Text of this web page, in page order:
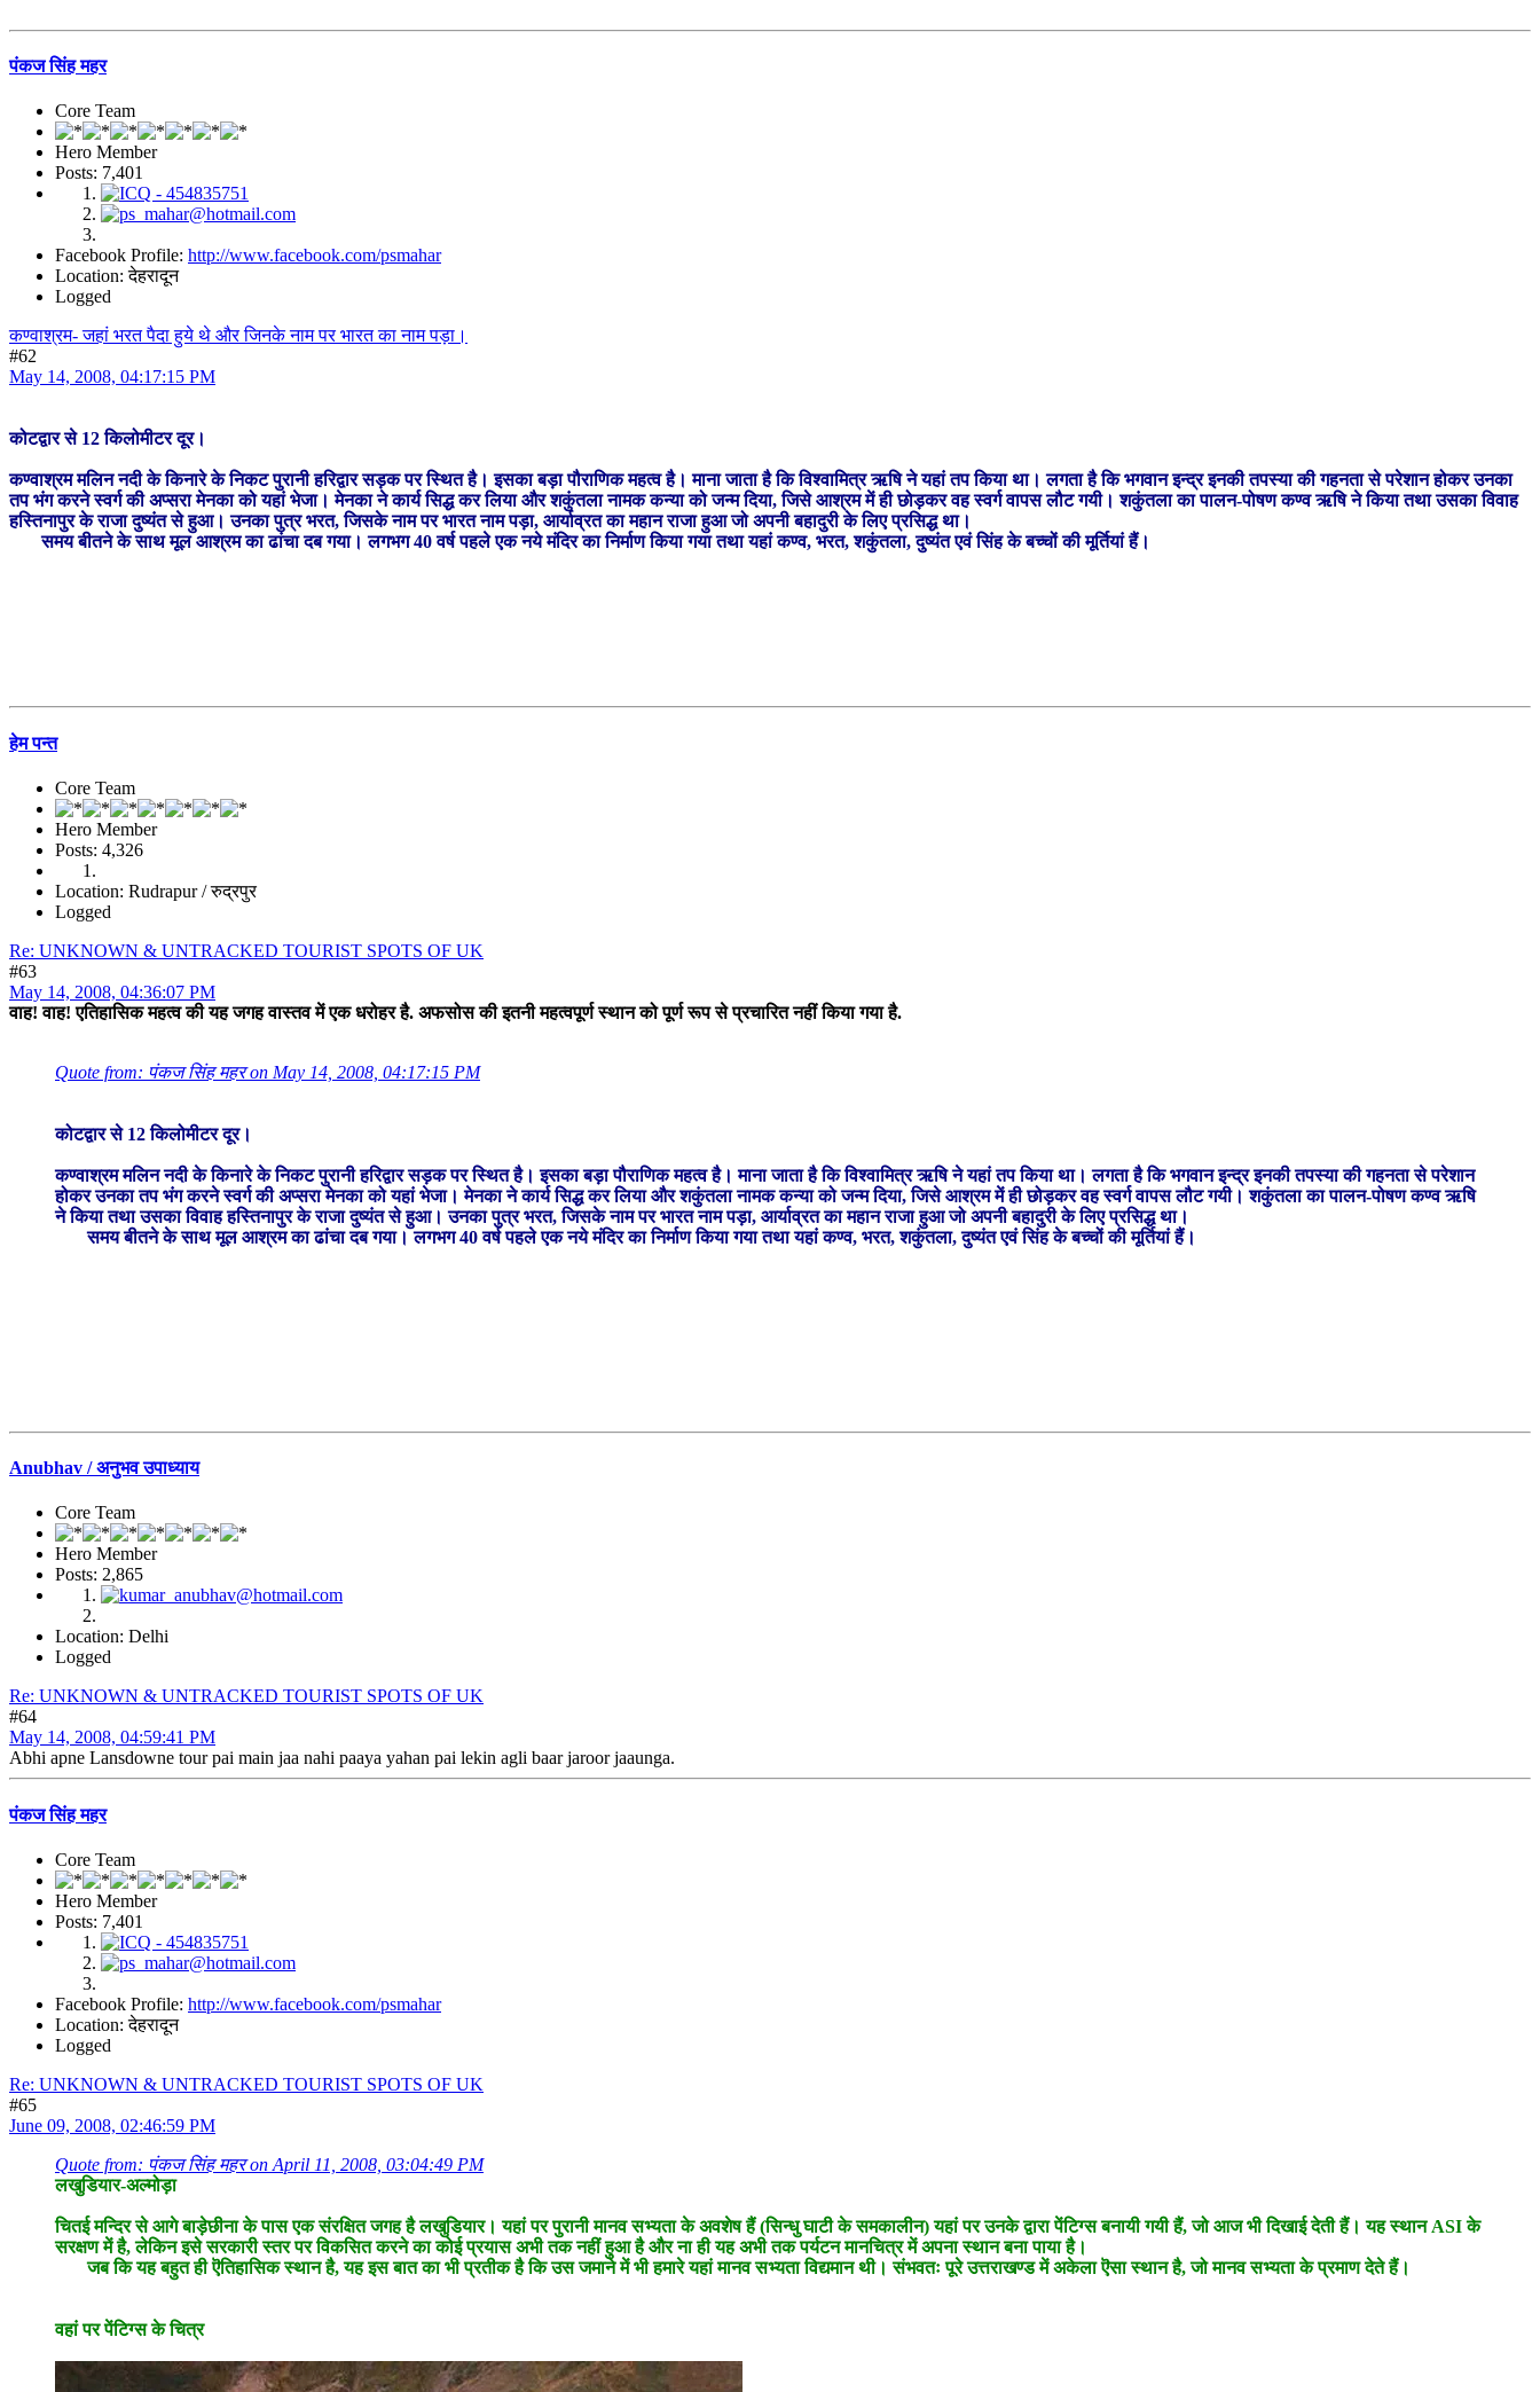
पंकज सिंह महर
Core Team
Hero Member
Posts: 7,401
Facebook Profile: http://www.facebook.com/psmahar
Location: देहरादून
Logged
कण्वाश्रम- जहां भरत पैदा हुये थे और जिनके नाम पर भारत का नाम पड़ा।
#62
May 14, 2008, 04:17:15 PM
कोटद्वार से 12 किलोमीटर दूर।
कण्वाश्रम मलिन नदी के किनारे के निकट पुरानी हरिद्वार सड़क पर स्थित है। इसका बड़ा पौराणिक महत्व है। माना जाता है कि विश्वामित्र ऋषि ने यहां तप किया था। लगता है कि भगवान इन्द्र इनकी तपस्या की गहनता से परेशान होकर उनका
तप भंग करने स्वर्ग की अप्सरा मेनका को यहां भेजा। मेनका ने कार्य सिद्ध कर लिया और शकुंतला नामक कन्या को जन्म दिया, जिसे आश्रम में ही छोड़कर वह स्वर्ग वापस लौट गयी। शकुंतला का पालन-पोषण कण्व ऋषि ने किया तथा उसका विवाह
हस्तिनापुर के राजा दुष्यंत से हुआ। उनका पुत्र भरत, जिसके नाम पर भारत नाम पड़ा, आर्याव्रत का महान राजा हुआ जो अपनी बहादुरी के लिए प्रसिद्ध था।
समय बीतने के साथ मूल आश्रम का ढांचा दब गया। लगभग 40 वर्ष पहले एक नये मंदिर का निर्माण किया गया तथा यहां कण्व, भरत, शकुंतला, दुष्यंत एवं सिंह के बच्चों की मूर्तियां हैं।
हेम पन्त
Core Team
Hero Member
Posts: 4,326
Location: Rudrapur / रुद्रपुर
Logged
Re: UNKNOWN & UNTRACKED TOURIST SPOTS OF UK
#63
May 14, 2008, 04:36:07 PM
वाह! वाह! एतिहासिक महत्व की यह जगह वास्तव में एक धरोहर है. अफसोस की इतनी महत्वपूर्ण स्थान को पूर्ण रूप से प्रचारित नहीं किया गया है.
Quote from: पंकज सिंह महर on May 14, 2008, 04:17:15 PM
कोटद्वार से 12 किलोमीटर दूर।
कण्वाश्रम मलिन नदी के किनारे के निकट पुरानी हरिद्वार सड़क पर स्थित है। इसका बड़ा पौराणिक महत्व है। माना जाता है कि विश्वामित्र ऋषि ने यहां तप किया था। लगता है कि भगवान इन्द्र इनकी तपस्या की गहनता से परेशान
होकर उनका तप भंग करने स्वर्ग की अप्सरा मेनका को यहां भेजा। मेनका ने कार्य सिद्ध कर लिया और शकुंतला नामक कन्या को जन्म दिया, जिसे आश्रम में ही छोड़कर वह स्वर्ग वापस लौट गयी। शकुंतला का पालन-पोषण कण्व ऋषि
ने किया तथा उसका विवाह हस्तिनापुर के राजा दुष्यंत से हुआ। उनका पुत्र भरत, जिसके नाम पर भारत नाम पड़ा, आर्याव्रत का महान राजा हुआ जो अपनी बहादुरी के लिए प्रसिद्ध था।
समय बीतने के साथ मूल आश्रम का ढांचा दब गया। लगभग 40 वर्ष पहले एक नये मंदिर का निर्माण किया गया तथा यहां कण्व, भरत, शकुंतला, दुष्यंत एवं सिंह के बच्चों की मूर्तियां हैं।
Anubhav / अनुभव उपाध्याय
Core Team
Hero Member
Posts: 2,865
Location: Delhi
Logged
Re: UNKNOWN & UNTRACKED TOURIST SPOTS OF UK
#64
May 14, 2008, 04:59:41 PM
Abhi apne Lansdowne tour pai main jaa nahi paaya yahan pai lekin agli baar jaroor jaaunga.
पंकज सिंह महर
Core Team
Hero Member
Posts: 7,401
Facebook Profile: http://www.facebook.com/psmahar
Location: देहरादून
Logged
Re: UNKNOWN & UNTRACKED TOURIST SPOTS OF UK
#65
June 09, 2008, 02:46:59 PM
Quote from: पंकज सिंह महर on April 11, 2008, 03:04:49 PM
लखुडियार-अल्मोड़ा
चितई मन्दिर से आगे बाड़ेछीना के पास एक संरक्षित जगह है लखुडियार। यहां पर पुरानी मानव सभ्यता के अवशेष हैं (सिन्धु घाटी के समकालीन) यहां पर उनके द्वारा पेंटिग्स बनायी गयी हैं, जो आज भी दिखाई देती हैं। यह स्थान ASI के
सरक्षण में है, लेकिन इसे सरकारी स्तर पर विकसित करने का कोई प्रयास अभी तक नहीं हुआ है और ना ही यह अभी तक पर्यटन मानचित्र में अपना स्थान बना पाया है।
जब कि यह बहुत ही ऎतिहासिक स्थान है, यह इस बात का भी प्रतीक है कि उस जमाने में भी हमारे यहां मानव सभ्यता विद्यमान थी। संभवतः पूरे उत्तराखण्ड में अकेला ऎसा स्थान है, जो मानव सभ्यता के प्रमाण देते हैं।
वहां पर पेंटिग्स के चित्र